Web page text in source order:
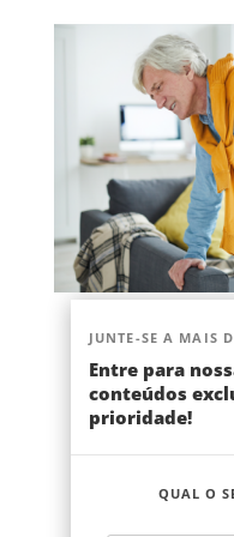
JUNTE-SE A MAIS
Entre para
conteúdos
prioridade!
QUAL O